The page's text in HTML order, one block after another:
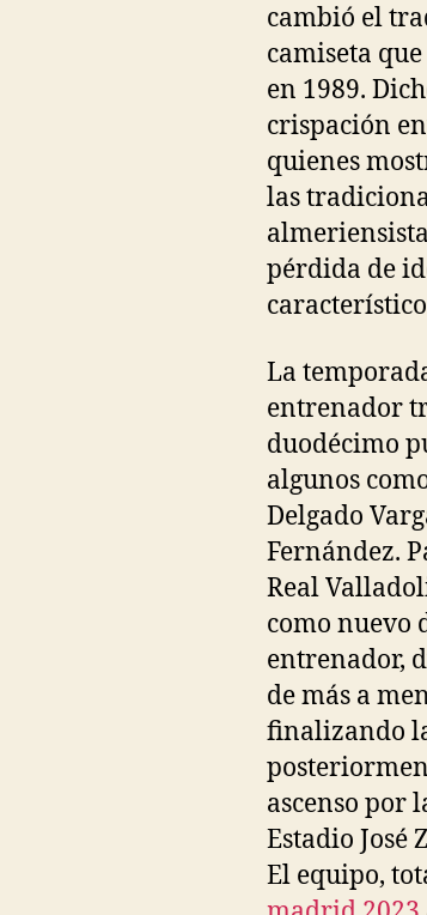
cambió el
camiseta
en 1989.
crispación
quienes
las
pérdida de
La
entrenador
duodécimo
algunos
Delgado
Fernández.
Real
como nuevo
entrenador,
de más a
finalizando
ascenso por
Estadio José
El equipo,